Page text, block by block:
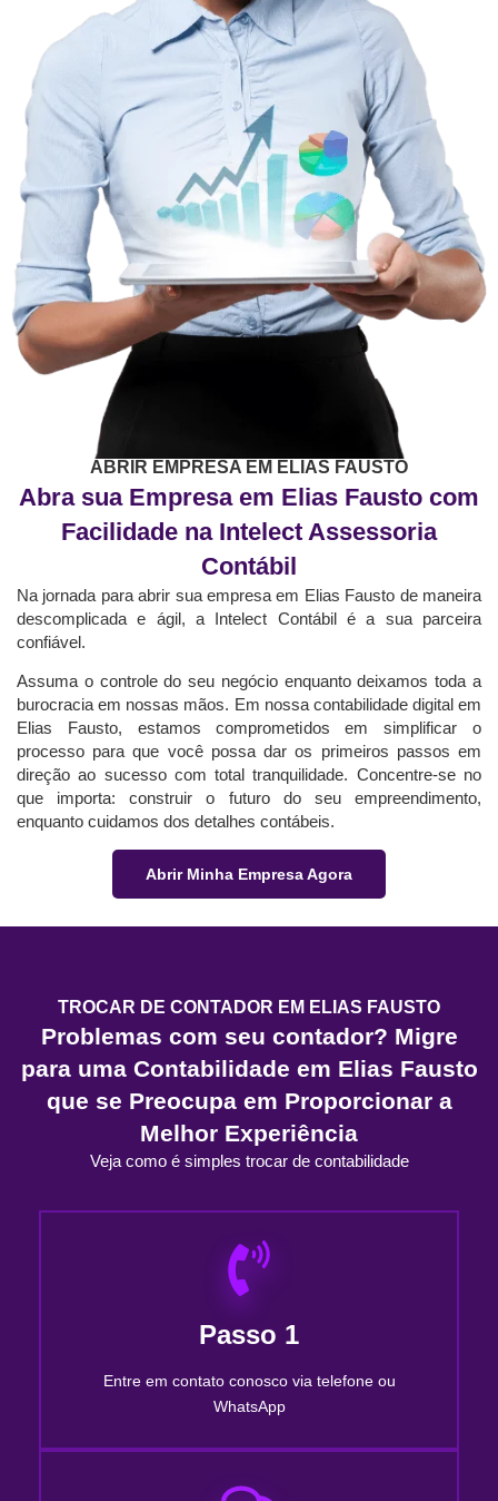
ABRIR EMPRESA EM ELIAS FAUSTO
Abra sua Empresa em Elias Fausto com
Facilidade na Intelect Assessoria
Contábil
Na jornada para abrir sua empresa em Elias Fausto de maneira
descomplicada e ágil, a Intelect Contábil é a sua parceira
confiável.
Assuma o controle do seu negócio enquanto deixamos toda a
burocracia em nossas mãos. Em nossa contabilidade digital em
Elias Fausto, estamos comprometidos em simplificar o
processo para que você possa dar os primeiros passos em
direção ao sucesso com total tranquilidade. Concentre-se no
que importa: construir o futuro do seu empreendimento,
enquanto cuidamos dos detalhes contábeis.
Abrir Minha Empresa Agora
TROCAR DE CONTADOR EM ELIAS FAUSTO
Problemas com seu contador? Migre
para uma Contabilidade em Elias Fausto
que se Preocupa em Proporcionar a
Melhor Experiência
Veja como é simples trocar de contabilidade
Passo 1
Entre em contato conosco via telefone ou
WhatsApp